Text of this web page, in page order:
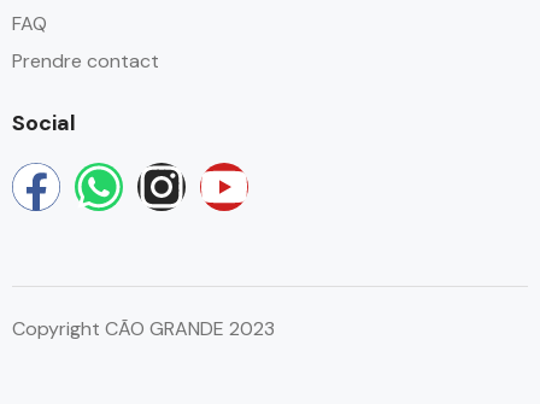
FAQ
Prendre contact
Social
Copyright CÃO GRANDE 2023